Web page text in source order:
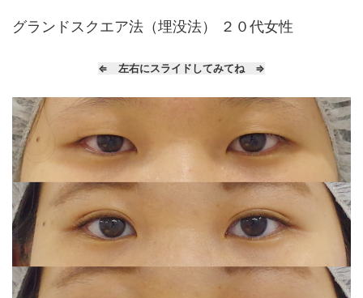
グランドスクエア法（埋没法） ２０代女性
⇐ 左右にスライドしてみてね ⇒